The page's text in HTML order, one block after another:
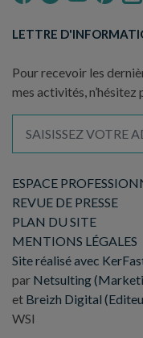
ESPACE
REVUE DE PRESSE
PLAN DU SITE
MENTIONS LÉGALES
Site réalisé avec
par Netsulting
et Breizh Digital
WSI
LETTRE
Pour recevoir les
mes activités,